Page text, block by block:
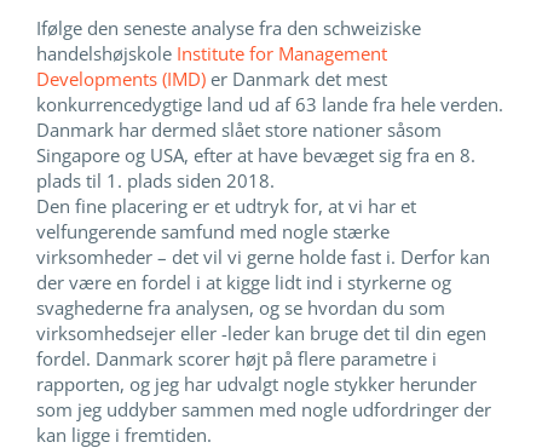
Ifølge den seneste analyse fra den schweiziske
handelshøjskole Institute for Management
Developments (IMD) er Danmark det mest
konkurrencedygtige land ud af 63 lande fra hele verden.
Danmark har dermed slået store nationer såsom
Singapore og USA, efter at have bevæget sig fra en 8.
plads til 1. plads siden 2018.
Den fine placering er et udtryk for, at vi har et
velfungerende samfund med nogle stærke
virksomheder – det vil vi gerne holde fast i. Derfor kan
der være en fordel i at kigge lidt ind i styrkerne og
svaghederne fra analysen, og se hvordan du som
virksomhedsejer eller -leder kan bruge det til din egen
fordel. Danmark scorer højt på flere parametre i
rapporten, og jeg har udvalgt nogle stykker herunder
som jeg uddyber sammen med nogle udfordringer der
kan ligge i fremtiden.